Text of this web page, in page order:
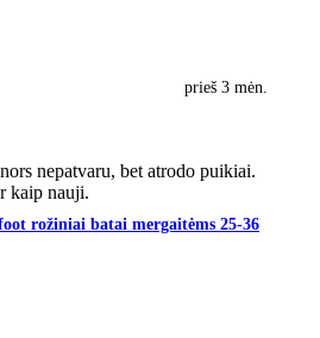
prieš 3 mėn.
nepatvaru, bet atrodo puikiai.
kaip nauji.
rožiniai batai mergaitėms 25-36